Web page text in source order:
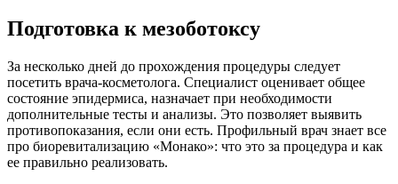
Подготовка к мезоботоксу
За несколько дней до прохождения процедуры следует
посетить врача-косметолога. Специалист оценивает общее
состояние эпидермиса, назначает при необходимости
дополнительные тесты и анализы. Это позволяет выявить
противопоказания, если они есть. Профильный врач знает все
про биоревитализацию «Монако»: что это за процедура и как
ее правильно реализовать.